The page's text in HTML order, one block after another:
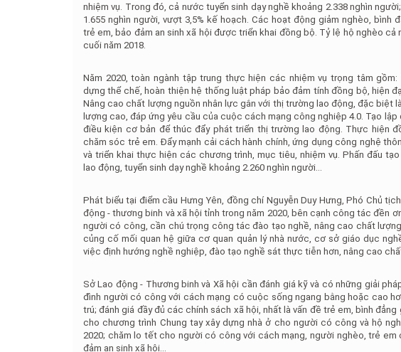
nhiệm vụ. Trong đó, cả nước tuyển sinh dạy nghề khoảng 2.338 nghìn
1.655 nghìn người, vượt 3,5% kế hoạch. Các hoạt động giảm nghèo, bình
trẻ em, bảo đảm an sinh xã hội được triển khai đồng bộ. Tỷ lệ hộ nghèo cả
cuối năm 2018.
Năm 2020, toàn ngành tập trung thực hiện các nhiệm vụ trọng tâm
dựng thể chế, hoàn thiện hệ thống luật pháp bảo đảm tính đồng bộ, hiện
Nâng cao chất lượng nguồn nhân lực gắn với thị trường lao động, đặc biệt
lượng cao, đáp ứng yêu cầu của cuộc cách mạng công nghiệp 4.0. Tạo lập
điều kiện cơ bản để thúc đẩy phát triển thị trường lao động. Thực hiện
chăm sóc trẻ em. Đẩy mạnh cải cách hành chính, ứng dụng công nghệ
và triển khai thực hiện các chương trình, mục tiêu, nhiệm vụ. Phấn đấu
lao động, tuyển sinh dạy nghề khoảng 2.260 nghìn người...
Phát biểu tại điểm cầu Hưng Yên, đồng chí Nguyễn Duy Hưng, Phó Chủ
động - thương binh và xã hội tỉnh trong năm 2020, bên cạnh công tác đền
người có công, cần chú trọng công tác đào tạo nghề, nâng cao chất
củng cố mối quan hệ giữa cơ quan quản lý nhà nước, cơ sở giáo dục
việc định hướng nghề nghiệp, đào tạo nghề sát thực tiễn hơn, nâng cao
Sở Lao động - Thương binh và Xã hội cần đánh giá kỹ và có những giải
đình người có công với cách mạng có cuộc sống ngang bằng hoặc cao
trú; đánh giá đầy đủ các chính sách xã hội, nhất là vấn đề trẻ em, bình
cho chương trình Chung tay xây dựng nhà ở cho người có công và hộ
2020; chăm lo tết cho người có công với cách mạng, người nghèo, trẻ em
đảm an sinh xã hội...